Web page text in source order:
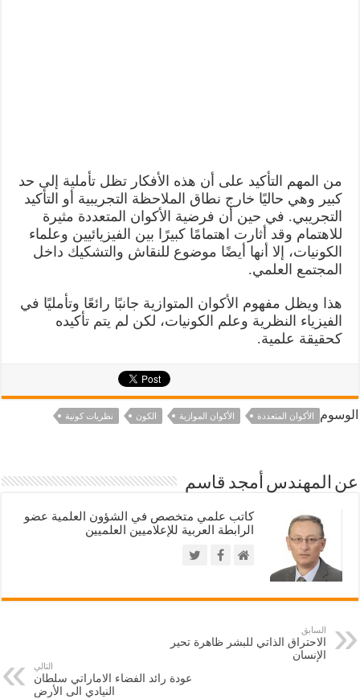
من المهم التأكيد على أن هذه الأفكار تظل تأملية إلى حد
كبير وهي حاليًا خارج نطاق الملاحظة التجريبية أو التأكيد
التجريبي. في حين أن فرضية الأكوان المتعددة مثيرة
للاهتمام وقد أثارت اهتمامًا كبيرًا بين الفيزيائيين وعلماء
الكونيات، إلا أنها أيضًا موضوع للنقاش والتشكيك داخل
المجتمع العلمي.
هذا ويظل مفهوم الأكوان المتوازية جانبًا رائعًا وتأمليًا في
الفيزياء النظرية وعلم الكونيات، لكن لم يتم تأكيده
كحقيقة علمية.
الوسوم الأكوان المتعددة الأكوان الموازية الكون نظريات كونية
عن المهندس أمجد قاسم
كاتب علمي متخصص في الشؤون العلمية عضو
الرابطة العربية للإعلاميين العلميين
السابق
الاحتراق الذاتي للبشر ظاهرة تحير
الإنسان
التالي
عودة رائد الفضاء الاماراتي سلطان
النيادي الى الأرض